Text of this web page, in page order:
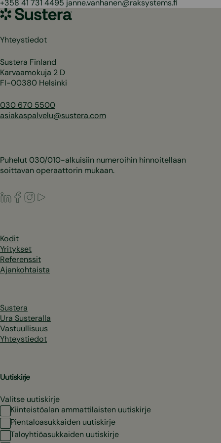
+358 41 731 4495 janne.vanhanen@raksystems.fi
Sustera
Yhteystiedot
Sustera Finland
Karvaamokuja 2 D
FI-00380 Helsinki
030 670 5500
asiakaspalvelu@sustera.com
Puhelut 030/010-alkuisiin numeroihin hinnoitellaan
soittavan operaattorin mukaan.
LinkedIn
Facebook
Instagram
Kodit
Yritykset
Referenssit
Ajankohtaista
Sustera
Ura Susteralla
Vastuullisuus
Yhteystiedot
Uutiskirje
Valitse uutiskirje
Kiinteistöalan ammattilaisten uutiskirje
Pientaloasukkaiden uutiskirje
Taloyhtiöasukkaiden uutiskirje